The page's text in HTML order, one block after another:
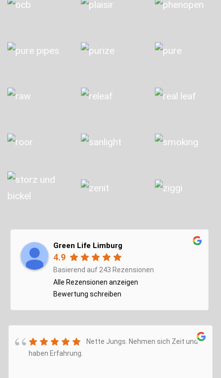
Green Life Limburg
4.9
Basierend auf 243 Rezensionen
Alle Rezensionen anzeigen
Bewertung schreiben
Nette Jungs. Nehmen sich Zeit und
haben Erfahrung.